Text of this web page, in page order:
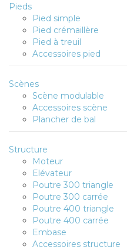
Pieds
Pied simple
Pied crémaillère
Pied à treuil
Accessoires pied
Scènes
Scène modulable
Accessoires scène
Plancher de bal
Structure
Moteur
Elévateur
Poutre 300 triangle
Poutre 300 carrée
Poutre 400 triangle
Poutre 400 carrée
Embase
Accessoires structure